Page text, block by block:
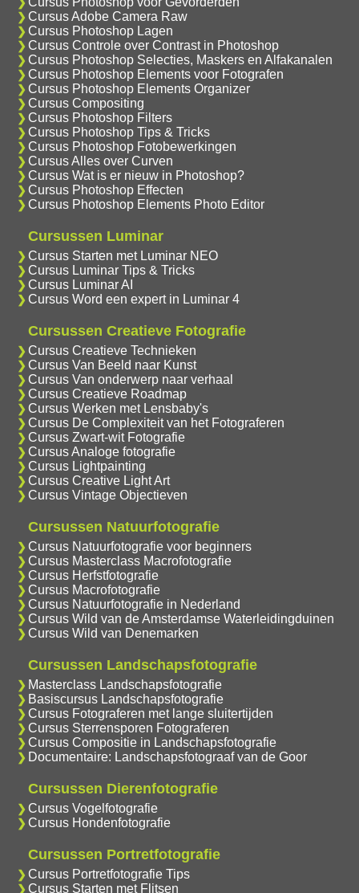
Cursus Adobe Camera Raw
Cursus Photoshop Lagen
Cursus Controle over Contrast in Photoshop
Cursus Photoshop Selecties, Maskers en Alfakanalen
Cursus Photoshop Elements voor Fotografen
Cursus Photoshop Elements Organizer
Cursus Compositing
Cursus Photoshop Filters
Cursus Photoshop Tips & Tricks
Cursus Photoshop Fotobewerkingen
Cursus Alles over Curven
Cursus Wat is er nieuw in Photoshop?
Cursus Photoshop Effecten
Cursus Photoshop Elements Photo Editor
Cursussen Luminar
Cursus Starten met Luminar NEO
Cursus Luminar Tips & Tricks
Cursus Luminar AI
Cursus Word een expert in Luminar 4
Cursussen Creatieve Fotografie
Cursus Creatieve Technieken
Cursus Van Beeld naar Kunst
Cursus Van onderwerp naar verhaal
Cursus Creatieve Roadmap
Cursus Werken met Lensbaby's
Cursus De Complexiteit van het Fotograferen
Cursus Zwart-wit Fotografie
Cursus Analoge fotografie
Cursus Lightpainting
Cursus Creative Light Art
Cursus Vintage Objectieven
Cursussen Natuurfotografie
Cursus Natuurfotografie voor beginners
Cursus Masterclass Macrofotografie
Cursus Herfstfotografie
Cursus Macrofotografie
Cursus Natuurfotografie in Nederland
Cursus Wild van de Amsterdamse Waterleidingduinen
Cursus Wild van Denemarken
Cursussen Landschapsfotografie
Masterclass Landschapsfotografie
Basiscursus Landschapsfotografie
Cursus Fotograferen met lange sluitertijden
Cursus Sterrensporen Fotograferen
Cursus Compositie in Landschapsfotografie
Documentaire: Landschapsfotograaf van de Goor
Cursussen Dierenfotografie
Cursus Vogelfotografie
Cursus Hondenfotografie
Cursussen Portretfotografie
Cursus Portretfotografie Tips
Cursus Starten met Flitsen